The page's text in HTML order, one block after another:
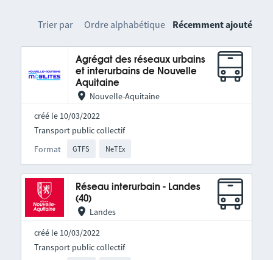
Trier par Ordre alphabétique Récemment ajouté
Agrégat des réseaux urbains
et interurbains de Nouvelle
Aquitaine
Nouvelle-Aquitaine
créé le 10/03/2022
Format GTFS NeTEx
Transport public collectif
Réseau interurbain - Landes
(40)
Landes
créé le 10/03/2022
Transport public collectif